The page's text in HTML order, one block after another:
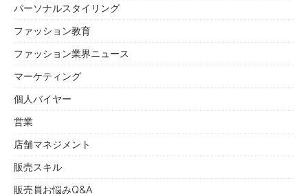
パーソナルスタイリング
ファッション教育
ファッション業界ニュース
マーケティング
個人バイヤー
営業
店舗マネジメント
販売スキル
販売員お悩みQ&A